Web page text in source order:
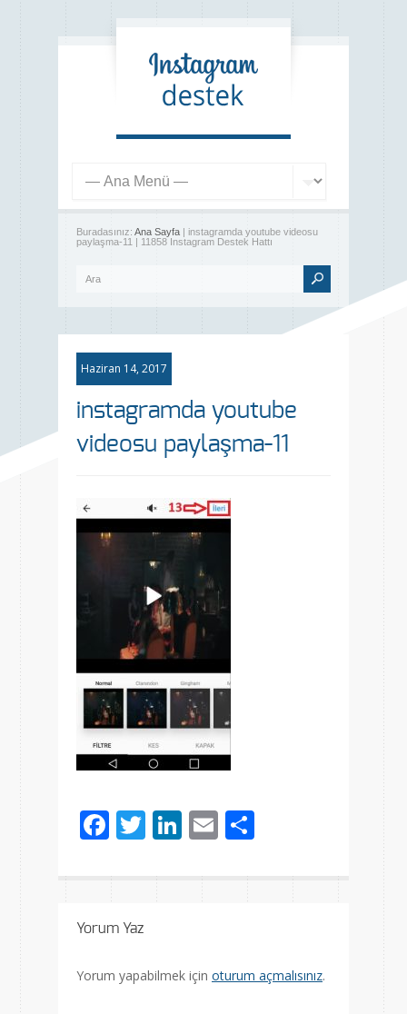
Buradasınız: Ana Sayfa | instagramda youtube videosu
paylaşma-11 | 11858 Instagram Destek Hattı
Haziran 14, 2017
instagramda youtube
videosu paylaşma-11
Facebook
Twitter
LinkedIn
Email
Yorum Yaz
Yorum yapabilmek için oturum açmalısınız.